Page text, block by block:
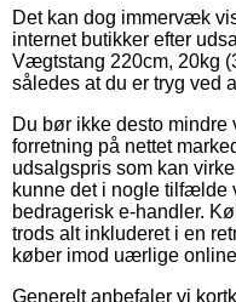
Det kan dog immervæk
internet butikker efter
Vægtstang 220cm, 20kg
således at du er tryg ved
Du bør ikke desto
forretning på nettet
udsalgspris som kan
kunne det i nogle tilfælde
bedragerisk e-handler.
trods alt inkluderet i en
køber imod uærlige
Generelt anbefaler vi